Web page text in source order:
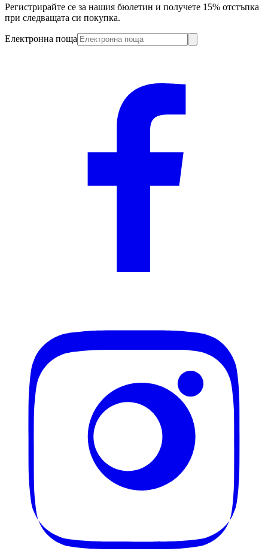
Регистрирайте се за нашия бюлетин и получете 15% отстъпка
при следващата си покупка.
Електронна поща